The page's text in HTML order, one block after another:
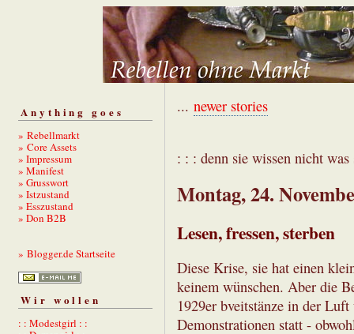
Anything goes
» Rebellmarkt
» Core Assets
» Impressum
» Manifest
» Grusswort
» Istzustand
» Esszustand
» Don B2B
» Blogger.de Startseite
Wir wollen
: : Modestgirl : :
... newer stories
: : : denn sie wissen nicht
Montag, 24.
Lesen, fressen, sterben
Diese Krise, sie hat einen
keinem wünschen. Aber die
1929er bveitstänze in der
Demonstrationen statt -